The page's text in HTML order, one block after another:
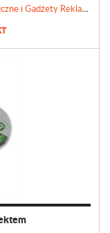
Agencja Reklamowa "Gadżet PL" I Studio Graficzne i Gadżety Reklamowe